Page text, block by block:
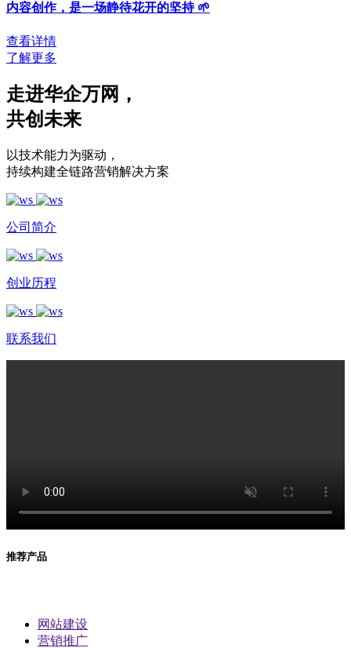
内容创作，是一场静待花开的坚持 🌱
查看详情
了解更多
走进华企万网 ，
共创未来
以技术能力为驱动 ，
持续构建全链路营销解决方案
公司简介
创业历程
联系我们
推荐产品
网站建设
营销推广